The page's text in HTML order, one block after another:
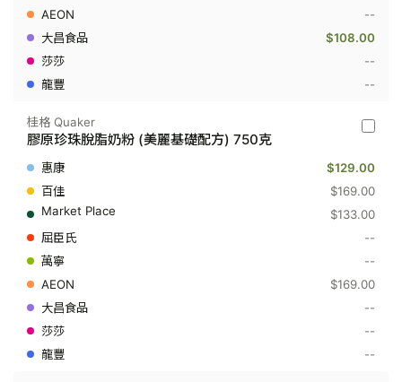
800
克
--
$108.00
--
--
桂
Quaker
-
膠
珍
脂
粉
基
桂格 Quaker
膠原珍珠脫脂奶粉 (美麗基礎配方) 750克
$129.00
$169.00
$133.00
--
--
$169.00
--
--
--